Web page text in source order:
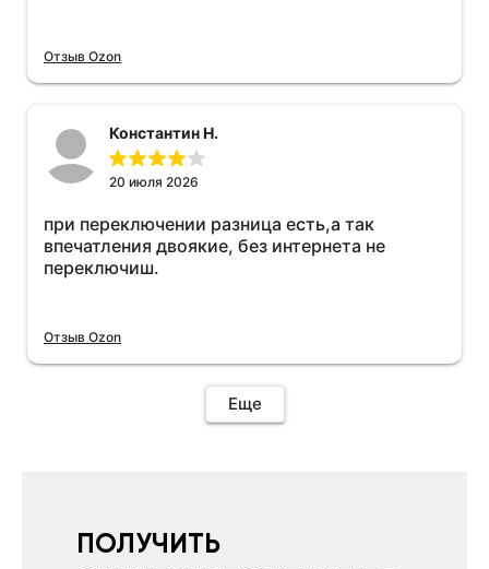
Отзыв Ozon
Константин Н.
20 июля 2026
при переключении разница есть,а так
впечатления двоякие, без интернета не
переключиш.
Отзыв Ozon
Еще
ПОЛУЧИТЬ